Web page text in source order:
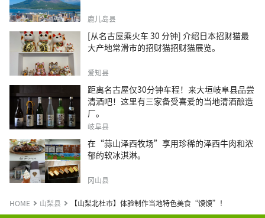
鹿儿岛县
[从名古屋乘火车 30 分钟] 介绍日本招财猫最
大产地常滑市的招财猫招财猫展览。
爱知县
距离名古屋仅30分钟车程！来大垣岐阜县品尝
清酒吧！这里有三家备受喜爱的当地清酒酿造
厂。
岐阜县
在“蒜山泽西牧场”享用珍稀的泽西牛肉和浓
郁的软冰淇淋。
冈山县
HOME 山梨县 【山梨北杜市】体验制作当地特色美食“馍馍”！